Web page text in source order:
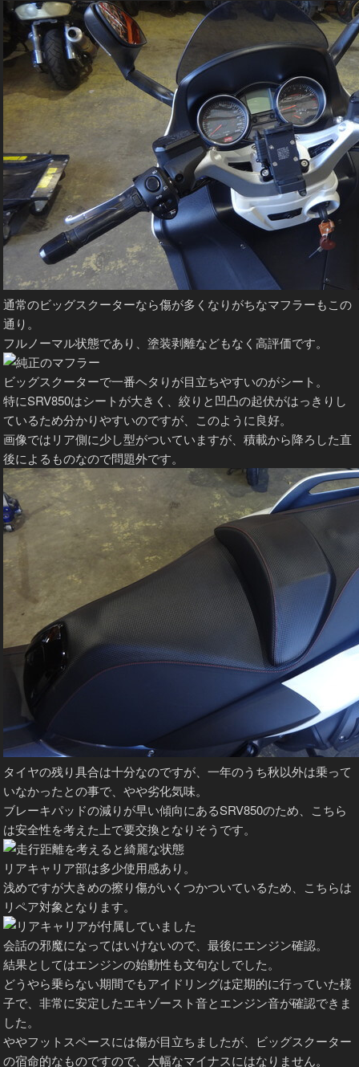
通常のビッグスクーターなら傷が多くなりがちなマフラーもこの
通り。
フルノーマル状態であり、塗装剥離などもなく高評価です。
ビッグスクーターで一番ヘタりが目立ちやすいのがシート。
特にSRV850はシートが大きく、絞りと凹凸の起伏がはっきりし
ているため分かりやすいのですが、このように良好。
画像ではリア側に少し型がついていますが、積載から降ろした直
後によるものなので問題外です。
タイヤの残り具合は十分なのですが、一年のうち秋以外は乗って
いなかったとの事で、やや劣化気味。
ブレーキパッドの減りが早い傾向にあるSRV850のため、こちら
は安全性を考えた上で要交換となりそうです。
リアキャリア部は多少使用感あり。
浅めですが大きめの擦り傷がいくつかついているため、こちらは
リペア対象となります。
会話の邪魔になってはいけないので、最後にエンジン確認。
結果としてはエンジンの始動性も文句なしでした。
どうやら乗らない期間でもアイドリングは定期的に行っていた様
子で、非常に安定したエキゾースト音とエンジン音が確認できま
した。
ややフットスペースには傷が目立ちましたが、ビッグスクーター
の宿命的なものですので、大幅なマイナスにはなりません。